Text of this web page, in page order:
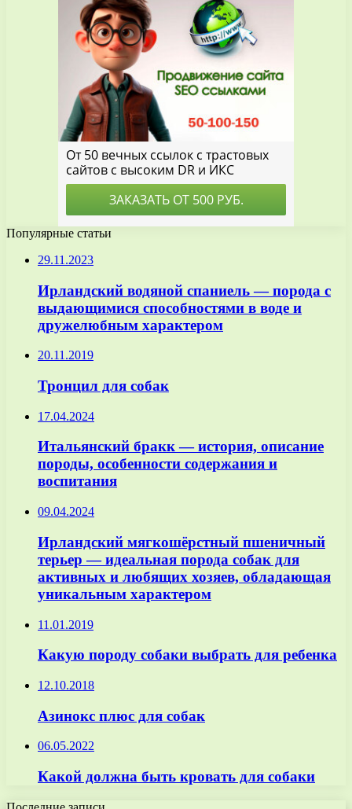
Популярные статьи
29.11.2023
Ирландский водяной спаниель — порода с
выдающимися способностями в воде и
дружелюбным характером
20.11.2019
Тронцил для собак
17.04.2024
Итальянский бракк — история, описание
породы, особенности содержания и
воспитания
09.04.2024
Ирландский мягкошёрстный пшеничный
терьер — идеальная порода собак для
активных и любящих хозяев, обладающая
уникальным характером
11.01.2019
Какую породу собаки выбрать для ребенка
12.10.2018
Азинокс плюс для собак
06.05.2022
Какой должна быть кровать для собаки